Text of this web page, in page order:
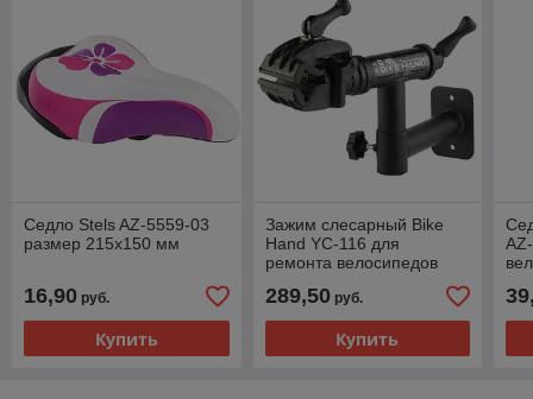
Седло Stels AZ-5559-03
размер 215x150 мм
16,90 руб.
Купить
Зажим слесарный Bike
Hand YC-116 для
ремонта велосипедов
289,50руб.
Купить